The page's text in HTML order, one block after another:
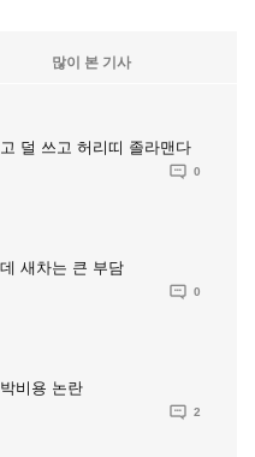
많이 본 기사
덜 쓰고 허리띠 졸라맨다
0
새차는 큰 부담
0
비용 논란
2